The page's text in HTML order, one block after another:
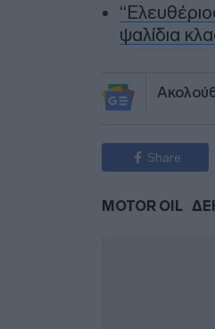
ψαλίδια
Share
MOTOR OIL